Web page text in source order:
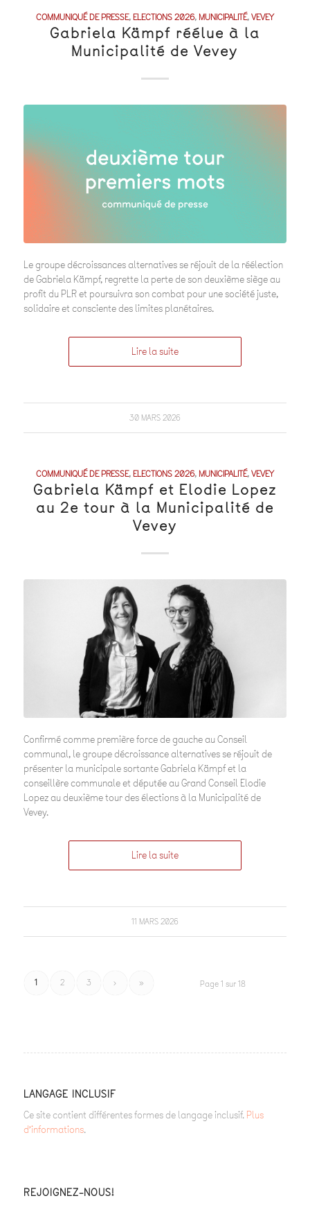
COMMUNIQUÉ DE PRESSE,ELECTIONS 2026, MUNICIPALITÉ,VEVEY
Gabriela Kämpf réélue à la
Municipalité de Vevey
Le groupe décroissances alternatives se réjouit de la réélection
de Gabriela Kämpf, regrette la perte de son deuxième siège au
profit du PLR et poursuivra son combat pour une société juste,
solidaire et consciente des limites planétaires.
Lire la suite
30 MARS 2026
COMMUNIQUÉ DE PRESSE,ELECTIONS 2026, MUNICIPALITÉ,VEVEY
Gabriela Kämpf et Elodie Lopez
au 2e tour à la Municipalité de
Vevey
Confirmé comme première force de gauche au Conseil
communal, le groupe décroissance alternatives se réjouit de
présenter la municipale sortante Gabriela Kämpf et la
conseillère communale et députée au Grand Conseil Elodie
Lopez au deuxième tour des élections à la Municipalité de
Vevey.
Lire la suite
11 MARS 2026
Page 1 sur 18
1 2 3 › »
LANGAGE INCLUSIF
Ce site contient différentes formes de langage inclusif. Plus
d’informations.
REJOIGNEZ-NOUS!